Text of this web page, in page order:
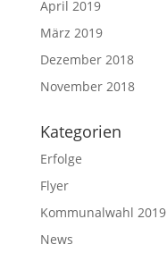
April 2019
März 2019
Dezember 2018
November 2018
Kategorien
Erfolge
Flyer
Kommunalwahl 2019
News